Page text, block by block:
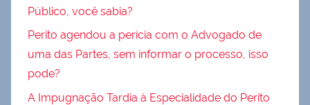
Público, você sabia?
Perito agendou a perícia com o Advogado de
uma das Partes, sem informar o processo, isso
pode?
A Impugnação Tardia à Especialidade do Perito